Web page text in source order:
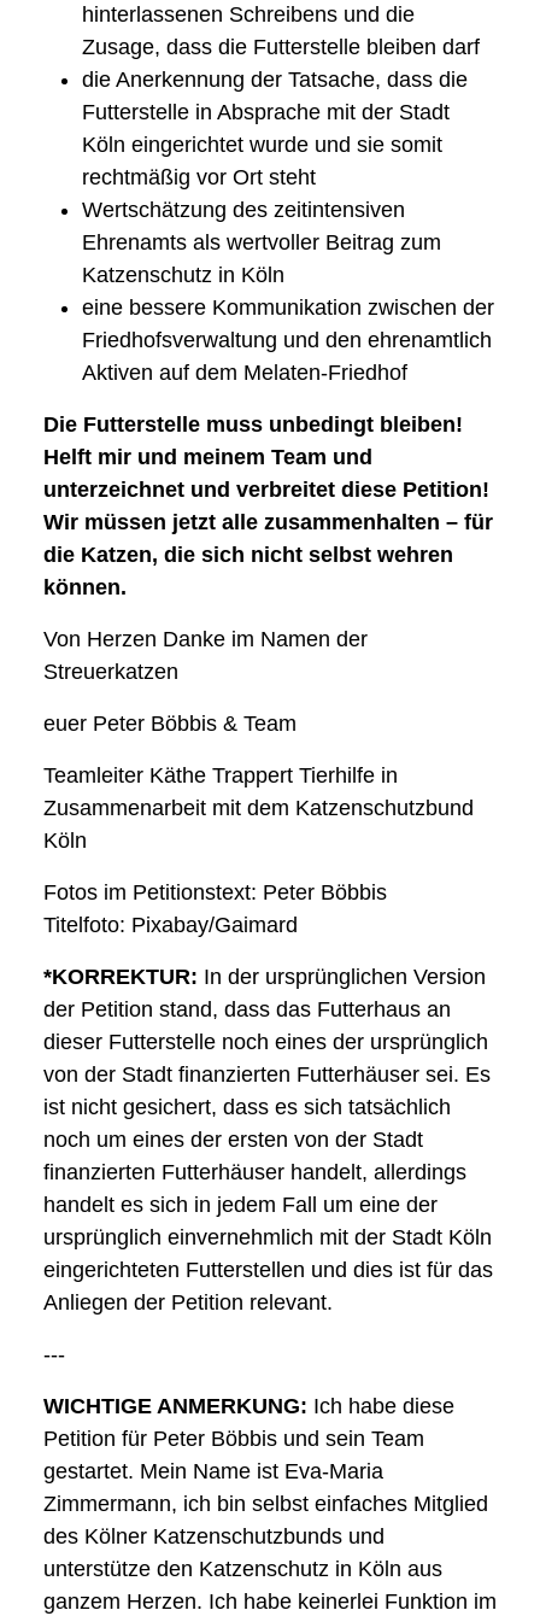
hinterlassenen Schreibens und die
Zusage, dass die Futterstelle bleiben darf
die Anerkennung der Tatsache, dass die
Futterstelle in Absprache mit der Stadt
Köln eingerichtet wurde und sie somit
rechtmäßig vor Ort steht
Wertschätzung des zeitintensiven
Ehrenamts als wertvoller Beitrag zum
Katzenschutz in Köln
eine bessere Kommunikation zwischen der
Friedhofsverwaltung und den ehrenamtlich
Aktiven auf dem Melaten-Friedhof
Die Futterstelle muss unbedingt bleiben!
Helft mir und meinem Team und
unterzeichnet und verbreitet diese Petition!
Wir müssen jetzt alle zusammenhalten – für
die Katzen, die sich nicht selbst wehren
können.
Von Herzen Danke im Namen der
Streuerkatzen
euer Peter Böbbis & Team
Teamleiter Käthe Trappert Tierhilfe in
Zusammenarbeit mit dem Katzenschutzbund
Köln
Fotos im Petitionstext: Peter Böbbis
Titelfoto: Pixabay/Gaimard
*KORREKTUR: In der ursprünglichen Version
der Petition stand, dass das Futterhaus an
dieser Futterstelle noch eines der ursprünglich
von der Stadt finanzierten Futterhäuser sei. Es
ist nicht gesichert, dass es sich tatsächlich
noch um eines der ersten von der Stadt
finanzierten Futterhäuser handelt, allerdings
handelt es sich in jedem Fall um eine der
ursprünglich einvernehmlich mit der Stadt Köln
eingerichteten Futterstellen und dies ist für das
Anliegen der Petition relevant.
---
WICHTIGE ANMERKUNG: Ich habe diese
Petition für Peter Böbbis und sein Team
gestartet. Mein Name ist Eva-Maria
Zimmermann, ich bin selbst einfaches Mitglied
des Kölner Katzenschutzbunds und
unterstütze den Katzenschutz in Köln aus
ganzem Herzen. Ich habe keinerlei Funktion im